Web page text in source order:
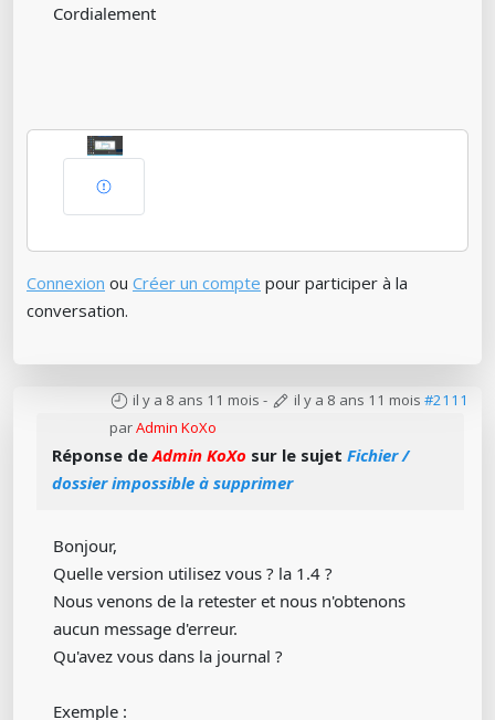
Cordialement
Connexion ou Créer un compte pour participer à la
conversation.
il y a 8 ans 11 mois - il y a 8 ans 11 mois #2111
parAdmin KoXo
Réponse deAdmin KoXo sur le sujet Fichier /
dossier impossible à supprimer
Bonjour,
Quelle version utilisez vous ? la 1.4 ?
Nous venons de la retester et nous n'obtenons
aucun message d'erreur.
Qu'avez vous dans la journal ?
Exemple :